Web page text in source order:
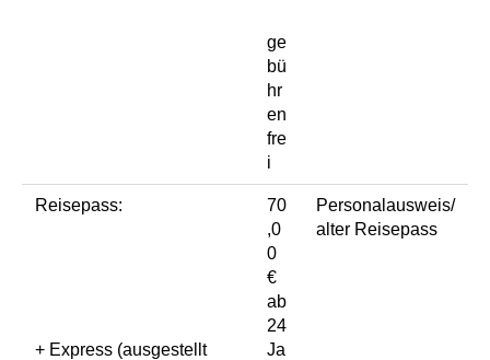
ge
bü
hr
en
fre
i
Reisepass:
+ Express (ausgestellt
70
,0
0
€
ab
24
Ja
Personalausweis/
alter Reisepass